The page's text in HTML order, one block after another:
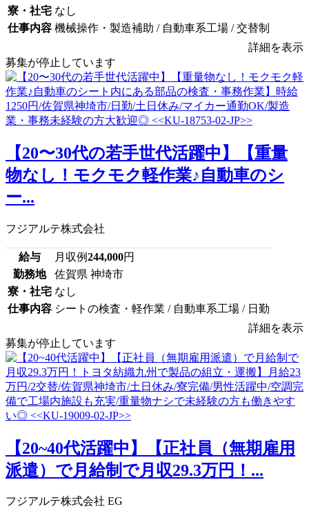
寮・社宅 なし
仕事内容 機械操作・製造補助 / 自動車系工場 / 交替制
詳細を表示
募集が停止しています
【20〜30代の若手世代活躍中】【重量
物なし！モクモク軽作業♪自動車のシ
ー...
フジアルテ株式会社
給与 月収例244,000円
勤務地
佐賀県 神埼市
寮・社宅 なし
仕事内容 シートの検査・軽作業 / 自動車系工場 / 日勤
詳細を表示
募集が停止しています
【20~40代活躍中】【正社員（無期雇用
派遣）で月給制で月収29.3万円！...
フジアルテ株式会社 EG